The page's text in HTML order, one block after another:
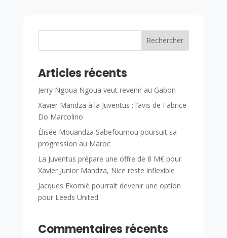
Rechercher
Articles récents
Jerry Ngoua Ngoua veut revenir au Gabon
Xavier Mandza à la Juventus : l’avis de Fabrice
Do Marcolino
Élisée Mouandza Sabefoumou poursuit sa
progression au Maroc
La Juventus prépare une offre de 8 M€ pour
Xavier Junior Mandza, Nice reste inflexible
Jacques Ekomié pourrait devenir une option
pour Leeds United
Commentaires récents